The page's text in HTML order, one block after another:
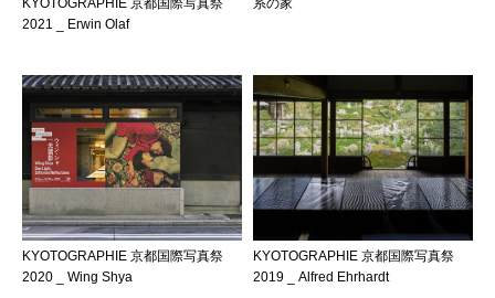
KYOTOGRAPHIE 京都国際写真祭
2021 _ Erwin Olaf
系の家
KYOTOGRAPHIE 京都国際写真祭
2020 _ Wing Shya
KYOTOGRAPHIE 京都国際写真祭
2019 _ Alfred Ehrhardt